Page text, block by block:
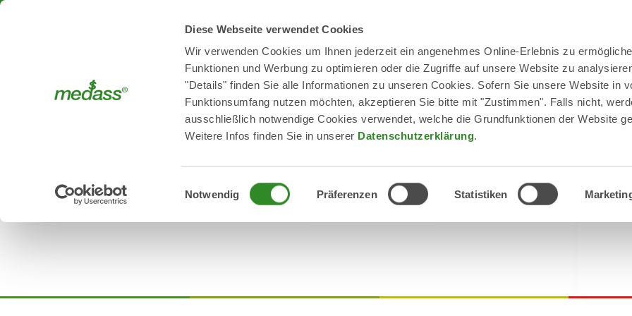
Diese Webseite verwendet Cookies
Wir verwenden Cookies um Ihnen jederzeit ein angenehmes Online-Erlebnis zu
Funktionen und Werbung zu optimieren oder die Zugriffe auf unsere Website zu
"Details" finden Sie alle Informationen zu unseren Cookies. Sofern Sie unsere Website in
Funktionsumfang nutzen möchten, akzeptieren Sie bitte mit "Zustimmen". Falls nicht,
ausschließlich notwendige Cookies verwendet, welche die Grundfunktionen der Website
Weitere Infos finden Sie in unserer Datenschutzerklärung.
Einwilligungsauswahl
Notwendig Präferenzen Statistiken
medass Team
Team
Sponsoring
Kernkompetenzen
Vorklinik